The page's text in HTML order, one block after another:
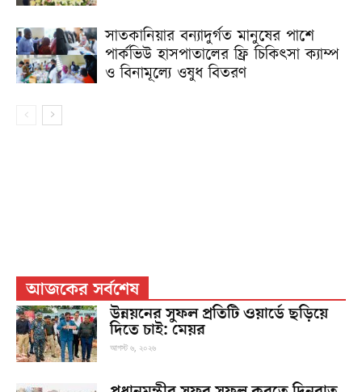
সাতকানিয়ার বন্যাদুর্গত মানুষের পাশে
পার্কভিউ হাসপাতালের ফ্রি চিকিৎসা ক্যাম্প
ও বিনামূল্যে ওষুধ বিতরণ
আজকের সর্বশেষ
উন্নয়নের সুফল প্রতিটি ওয়ার্ডে ছড়িয়ে
দিতে চাই: মেয়র
আগস্ট ৬, ২০২৬